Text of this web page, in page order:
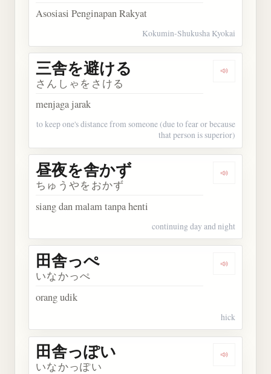
Asosiasi Penginapan Rakyat
Kokumin-Shukusha Kyokai
Dengarkan
三舎を避ける
さんしゃをさける
menjaga jarak
to keep one's distance from someone (due to fear or because
that person is superior)
Dengarkan
昼夜を舎かず
ちゅうやをおかず
siang dan malam tanpa henti
continuing day and night
Dengarkan
田舎っぺ
いなかっぺ
orang udik
hick
Dengarkan
田舎っぽい
いなかっぽい